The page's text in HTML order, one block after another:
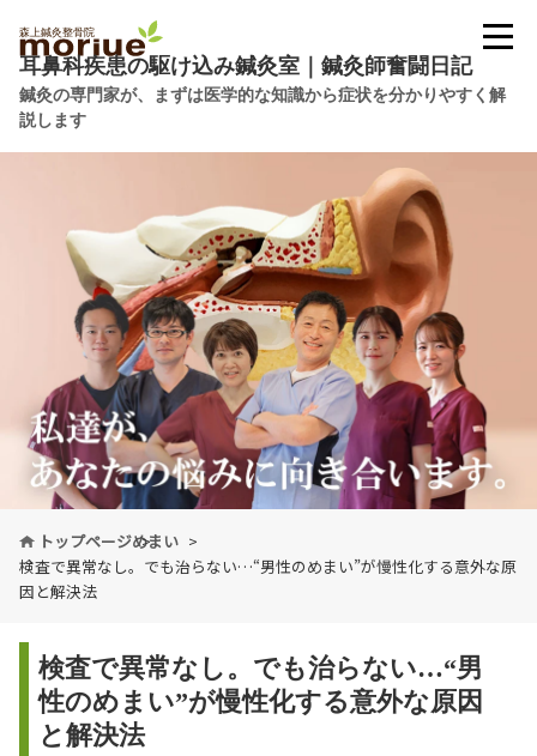
耳鼻科疾患の駆け込み鍼灸室｜鍼灸師奮闘日記
鍼灸の専門家が、まずは医学的な知識から症状を分かりやすく解
説します
トップページめまい
検査で異常なし。でも治らない…“男性のめまい”が慢性化する意外な原
因と解決法
検査で異常なし。でも治らない…“男
性のめまい”が慢性化する意外な原因
と解決法